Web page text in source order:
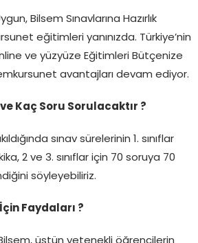
Bilsem Sınavlarına Hazırlık
eğitimleri yanınızda. Türkiye’nin
ve yüzyüze Eğitimleri Bütçenize
avantajları devam ediyor.
Kaç Soru Sorulacaktır ?
sınav sürelerinin 1. sınıflar
2 ve 3. sınıflar için 70 soruya 70
söyleyebiliriz.
Faydaları ?